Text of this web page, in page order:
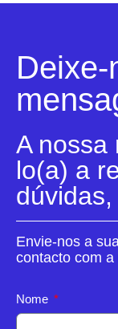
A nossa
lo(a) a
Envie-nos a
contacto com
Nome